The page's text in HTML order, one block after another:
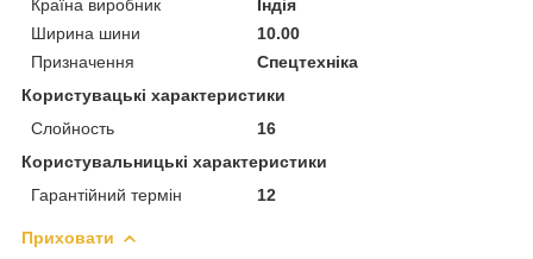
Країна виробник
Індія
Ширина шини
10.00
Призначення
Спецтехніка
Користувацькi характеристики
Слойность
16
Користувальницькі характеристики
Гарантійний термін
12
Приховати